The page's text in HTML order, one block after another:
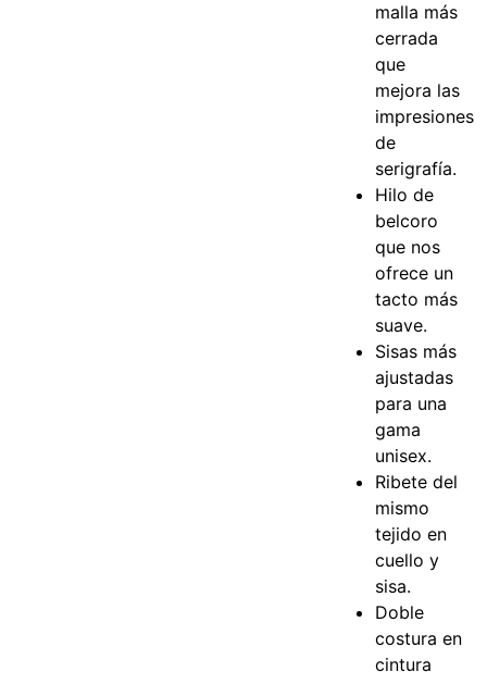
malla más
cerrada
que
mejora las
impresiones
de
serigrafía.
Hilo de
belcoro
que nos
ofrece un
tacto más
suave.
Sisas más
ajustadas
para una
gama
unisex.
Ribete del
mismo
tejido en
cuello y
sisa.
Doble
costura en
cintura